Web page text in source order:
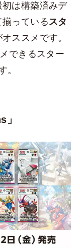
は構築済みデ
っているスタ
オススメです。
できるスター
。